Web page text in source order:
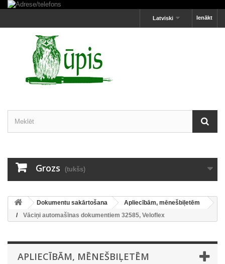
Ienākt
Latviski
Grozs (tukšs)
Dokumentu sakārtošana
Apliecībām, mēnešbiļetēm
Vāciņi automašīnas dokumentiem 32585, Veloflex
APLIECĪBĀM, MĒNEŠBIĻETĒM